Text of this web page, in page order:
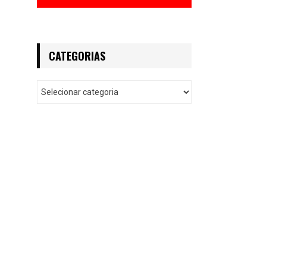
CATEGORIAS